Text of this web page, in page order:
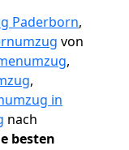
Paderborn,
von
,
,
in
nach
besten